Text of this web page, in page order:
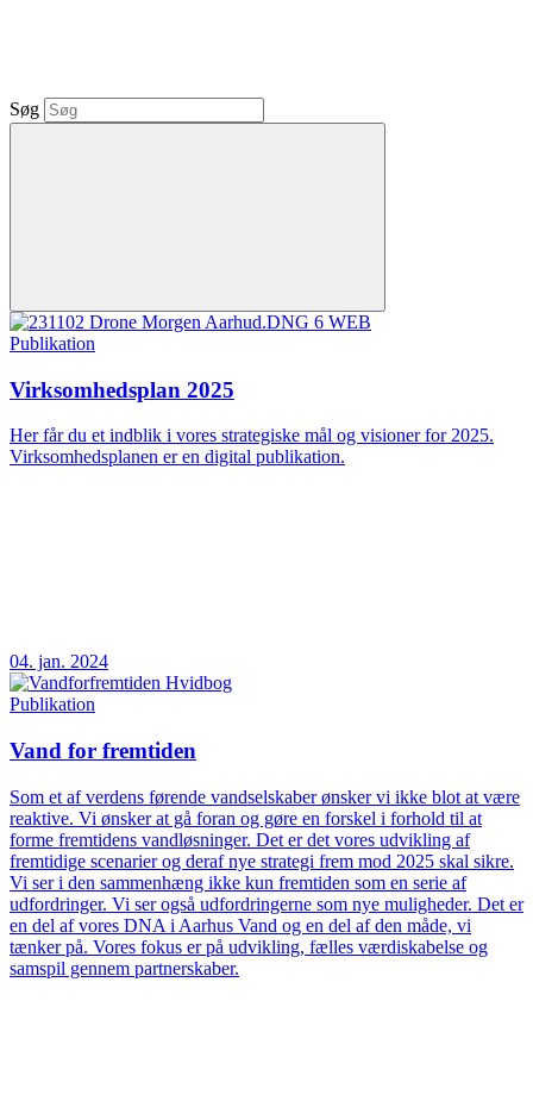
Søg
Publikation
Virksomhedsplan 2025
Her får du et indblik i vores strategiske mål og visioner for 2025.
Virksomhedsplanen er en digital publikation.
04. jan. 2024
Publikation
Vand for fremtiden
Som et af verdens førende vandselskaber ønsker vi ikke blot at være
reaktive. Vi ønsker at gå foran og gøre en forskel i forhold til at
forme fremtidens vandløsninger. Det er det vores udvikling af
fremtidige scenarier og deraf nye strategi frem mod 2025 skal sikre.
Vi ser i den sammenhæng ikke kun fremtiden som en serie af
udfordringer. Vi ser også udfordringerne som nye muligheder. Det er
en del af vores DNA i Aarhus Vand og en del af den måde, vi
tænker på. Vores fokus er på udvikling, fælles værdiskabelse og
samspil gennem partnerskaber.